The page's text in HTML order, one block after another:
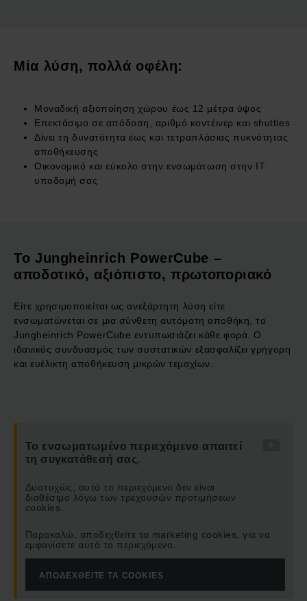
Μία λύση, πολλά οφέλη:
Μοναδική αξιοποίηση χώρου έως 12 μέτρα ύψος
Επεκτάσιμο σε απόδοση, αριθμό κοντέινερ και shuttles
Δίνει τη δυνατότητα έως και τετραπλάσιας πυκνότητας
αποθήκευσης
Οικονομικό και εύκολο στην ενσωμάτωση στην IT
υποδομή σας
Το Jungheinrich PowerCube –
αποδοτικό, αξιόπιστο, πρωτοποριακό
Είτε χρησιμοποιείται ως ανεξάρτητη λύση είτε
ενσωματώνεται σε μια σύνθετη αυτόματη αποθήκη, το
Jungheinrich PowerCube εντυπωσιάζει κάθε φορά. Ο
ιδανικός συνδυασμός των συστατικών εξασφαλίζει γρήγορη
και ευέλικτη αποθήκευση μικρών τεμαχίων.
Το ενσωματωμένο περιεχόμενο απαιτεί
τη συγκατάθεσή σας.
Δυστυχώς, αυτό το περιεχόμενο δεν είναι
διαθέσιμο λόγω των τρεχουσών προτιμήσεων
cookies.
Παρακαλώ, αποδεχθείτε τα marketing cookies, για να
εμφανίσετε αυτό το περιεχόμενο.
ΑΠΟΔΕΧΘΕΊΤΕ ΤΑ COOKIES